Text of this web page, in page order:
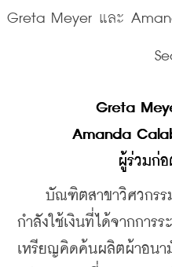
Greta Meyer และ
Greta
Amanda
ผู้ร่วมก่อ
บัณฑิตสาขาวิศวกรรม
กำลังใช้เงินที่ได้จากการ
เหรียญคิดค้นผลิตผ้าอนา